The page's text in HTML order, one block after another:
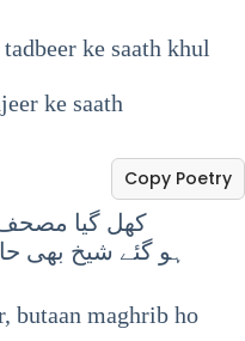
ke saath khul
ke saath
کھل گیا
ہو گئے شیخ بھی
Copy Poetry
butaan maghrib ho